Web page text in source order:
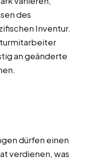
des
Inventur.
an geänderte
dürfen einen
verdienen, was